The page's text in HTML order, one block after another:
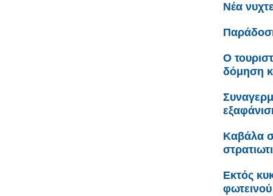
Νέα
Ο
δόμηση
Καβάλα
Εκτός